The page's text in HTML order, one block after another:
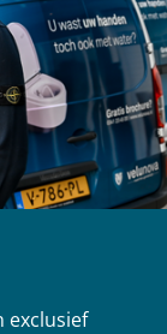
exclusief